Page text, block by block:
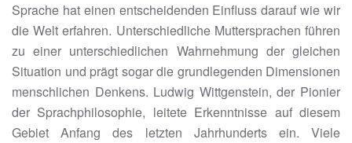
Sprache hat einen entscheidenden Einfluss darauf wie wir
die Welt erfahren. Unterschiedliche Muttersprachen führen
zu einer unterschiedlichen Wahrnehmung der gleichen
Situation und prägt sogar die grundlegenden Dimensionen
menschlichen Denkens. Ludwig Wittgenstein, der Pionier
der Sprachphilosophie, leitete Erkenntnisse auf diesem
Gebiet Anfang des letzten Jahrhunderts ein. Viele